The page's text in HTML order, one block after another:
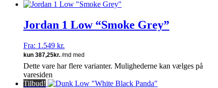
Jordan 1 Low “Smoke Grey”
Fra: 1.549 kr.
Dette vare har flere varianter. Mulighederne kan vælges på
varesiden
Tilbud!